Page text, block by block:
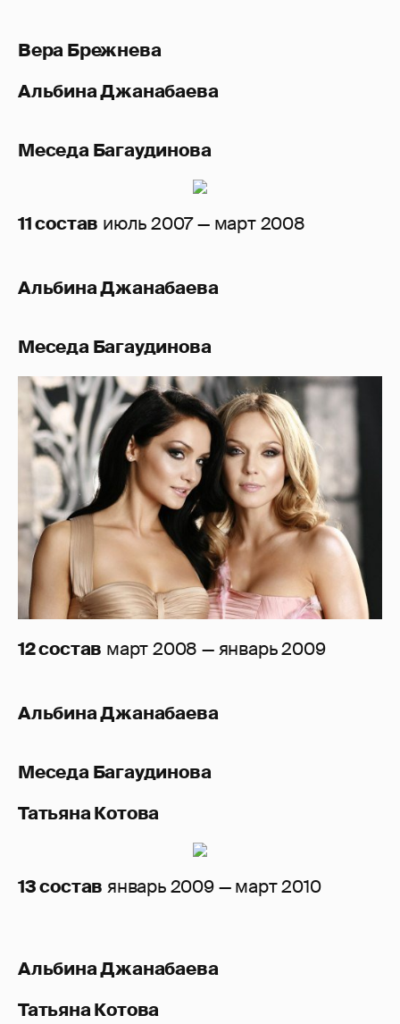
Вера Брежнева
Альбина Джанабаева
Меседа Багаудинова
11 состав июль 2007 — март 2008
Альбина Джанабаева
Меседа Багаудинова
12 состав март 2008 — январь 2009
Альбина Джанабаева
Меседа Багаудинова
Татьяна Котова
13 состав январь 2009 — март 2010
Альбина Джанабаева
Татьяна Котова